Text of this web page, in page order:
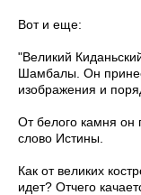
Вот и еще:
"Великий
Шамбалы. Он
изображения и
От белого камня он
слово Истины.
Как от великих
идет? Отчего